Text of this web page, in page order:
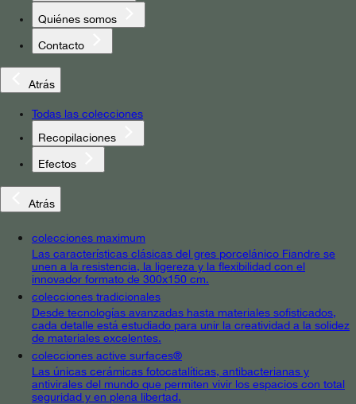
Quiénes somos
Contacto
Atrás
Todas las colecciones
Recopilaciones
Efectos
Atrás
colecciones maximum
Las características clásicas del gres porcelánico Fiandre se
unen a la resistencia, la ligereza y la flexibilidad con el
innovador formato de 300x150 cm.
colecciones tradicionales
Desde tecnologías avanzadas hasta materiales sofisticados,
cada detalle está estudiado para unir la creatividad a la solidez
de materiales excelentes.
colecciones active surfaces®
Las únicas cerámicas fotocatalíticas, antibacterianas y
antivirales del mundo que permiten vivir los espacios con total
seguridad y en plena libertad.